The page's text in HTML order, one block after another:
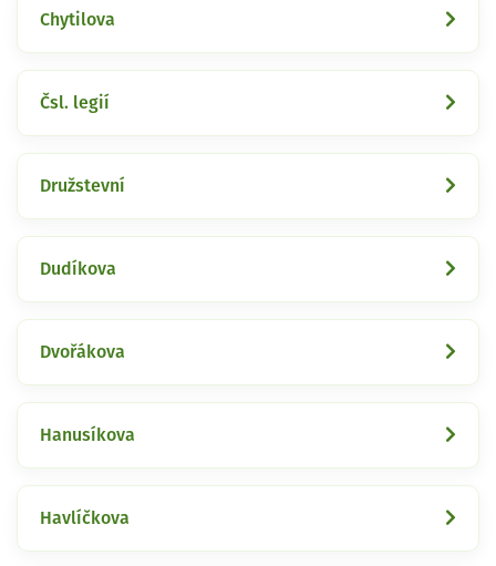
Chytilova
Čsl. legií
Družstevní
Dudíkova
Dvořákova
Hanusíkova
Havlíčkova